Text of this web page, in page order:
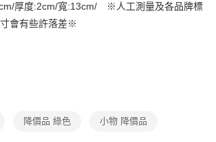
結帳流程】
AFTEE先享後付」後，將跳轉至「AFTEE先享後付」
證並確認金額後，即可完成結帳。
成當下不需立刻繳費，但若您需要取消訂單，請聯絡
商家同意取消之訂單仍視為有效，需透過AFTEE先享
厚度:2cm/寬:13cm/ ※人工測量及各品牌標
會有些許落差※
降價品 綠色 小物 降價品